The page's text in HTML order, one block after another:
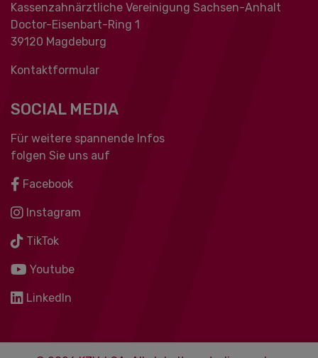
Kassenzahnärztliche Vereinigung Sachsen-Anhalt
Doctor-Eisenbart-Ring 1
39120 Magdeburg
Kontaktformular
SOCIAL MEDIA
Für weitere spannende Infos
folgen Sie uns auf
Facebook
Instagram
TikTok
Youtube
LinkedIn